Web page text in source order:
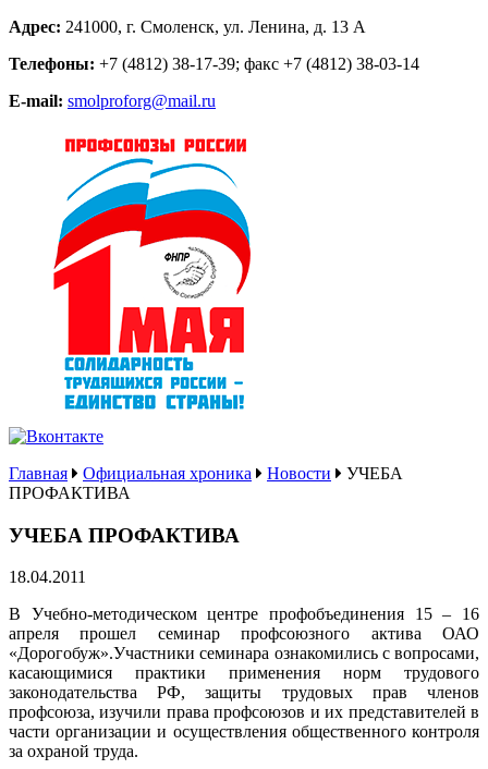
Адрес: 241000, г. Смоленск, ул. Ленина, д. 13 А
Телефоны: +7 (4812) 38-17-39; факс +7 (4812) 38-03-14
E-mail: smolproforg@mail.ru
Главная Официальная хроника Новости
УЧЕБА
ПРОФАКТИВА
УЧЕБА ПРОФАКТИВА
18.04.2011
В Учебно-методическом центре профобъединения 15 – 16
апреля прошел семинар профсоюзного актива ОАО
«Дорогобуж».Участники семинара ознакомились с вопросами,
касающимися практики применения норм трудового
законодательства РФ, защиты трудовых прав членов
профсоюза, изучили права профсоюзов и их представителей в
части организации и осуществления общественного контроля
за охраной труда.